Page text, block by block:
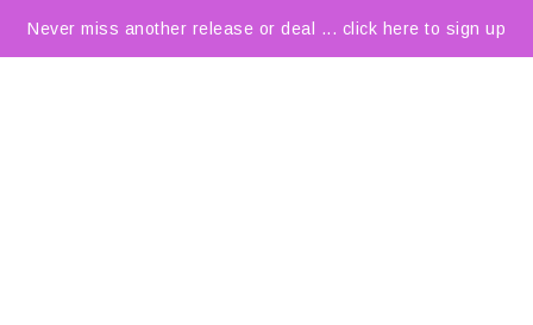
Never miss another release or deal ... click here to sign up